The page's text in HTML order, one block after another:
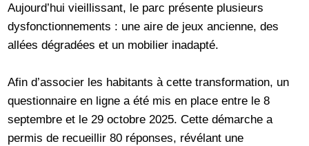
Aujourd’hui vieillissant, le parc présente plusieurs
dysfonctionnements : une aire de jeux ancienne, des
allées dégradées et un mobilier inadapté.
Afin d’associer les habitants à cette transformation, un
questionnaire en ligne a été mis en place entre le 8
septembre et le 29 octobre 2025. Cette démarche a
permis de recueillir 80 réponses, révélant une